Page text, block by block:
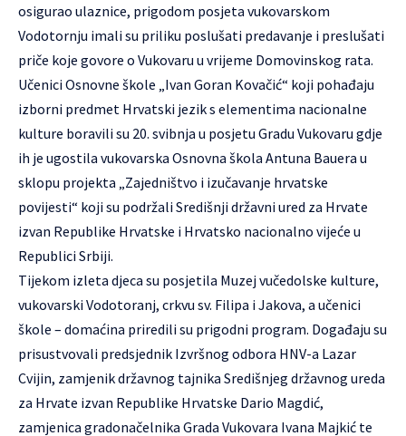
osigurao ulaznice, prigodom posjeta vukovarskom
Vodotornju imali su priliku poslušati predavanje i preslušati
priče koje govore o Vukovaru u vrijeme Domovinskog rata.
Učenici Osnovne škole „Ivan Goran Kovačić“ koji pohađaju
izborni predmet Hrvatski jezik s elementima nacionalne
kulture boravili su 20. svibnja u posjetu Gradu Vukovaru gdje
ih je ugostila vukovarska Osnovna škola Antuna Bauera u
sklopu projekta „Zajedništvo i izučavanje hrvatske
povijesti“ koji su podržali Središnji državni ured za Hrvate
izvan Republike Hrvatske i Hrvatsko nacionalno vijeće u
Republici Srbiji.
Tijekom izleta djeca su posjetila Muzej vučedolske kulture,
vukovarski Vodotoranj, crkvu sv. Filipa i Jakova, a učenici
škole – domaćina priredili su prigodni program. Događaju su
prisustvovali predsjednik Izvršnog odbora HNV-a Lazar
Cvijin, zamjenik državnog tajnika Središnjeg državnog ureda
za Hrvate izvan Republike Hrvatske Dario Magdić,
zamjenica gradonačelnika Grada Vukovara Ivana Majkić te